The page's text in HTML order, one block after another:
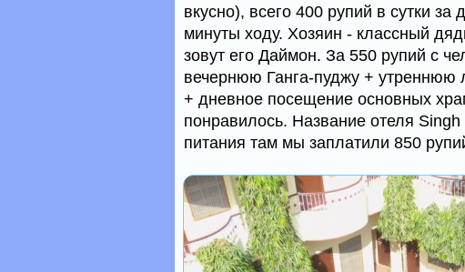
вкусно), всего 400 рупий в сутки
минуты ходу. Хозяин - классный
зовут его Даймон. За 550 рупий с
вечернюю Ганга-пуджу + утреннюю
+ дневное посещение основных
понравилось. Название отеля
питания там мы заплатили 850